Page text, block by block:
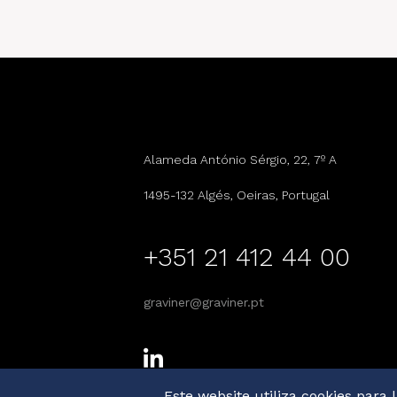
Alameda António Sérgio, 22, 7º A
1495-132 Algés, Oeiras, Portugal
+351 21 412 44 00
graviner@graviner.pt